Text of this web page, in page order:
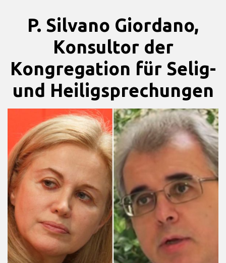
P. Silvano Giordano,
Konsultor der
Kongregation für Selig-
und Heiligsprechungen